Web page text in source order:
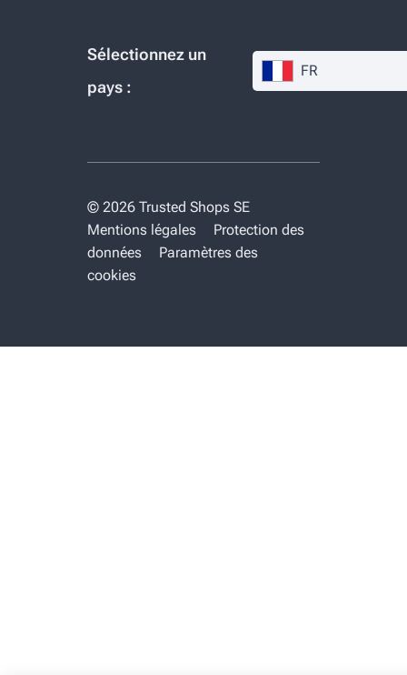
Sélectionnez un
pays :
FR
© 2026 Trusted Shops SE
Mentions légales
Protection des
données
Paramètres des
cookies